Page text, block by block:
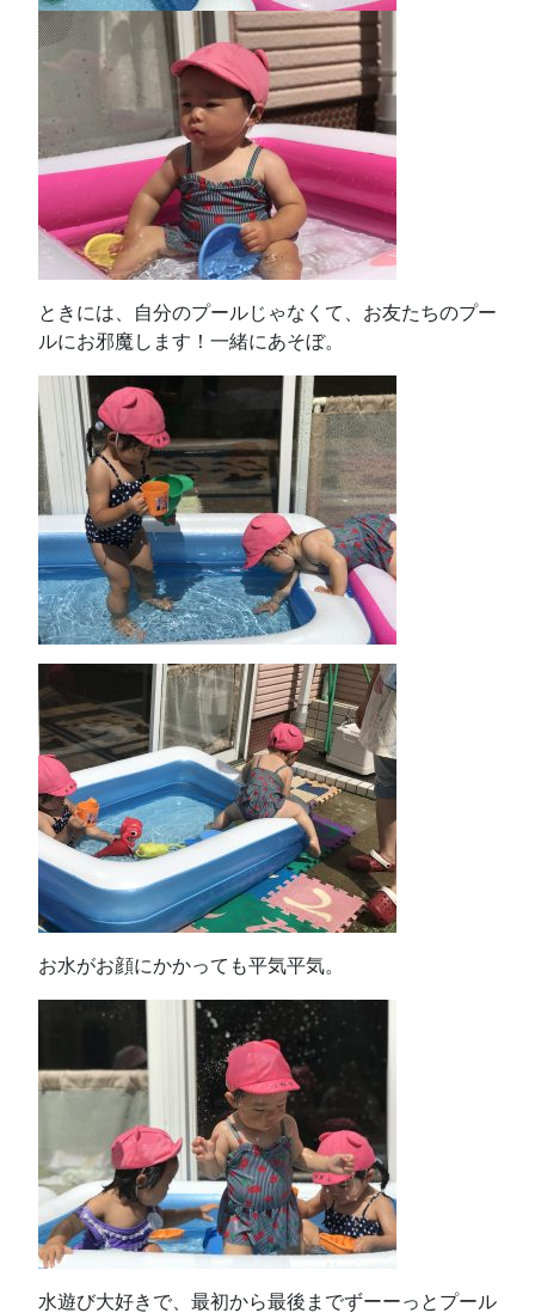
ときには、自分のプールじゃなくて、お友たちのプー
ルにお邪魔します！一緒にあそぼ。
お水がお顔にかかっても平気平気。
水遊び大好きで、最初から最後までずーーっとプール